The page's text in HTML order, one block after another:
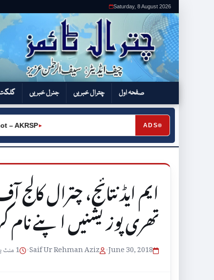
Saturday, 8 August 2026
صفحہ اول چترال خبریں جنرل خبریں گلگت
ADS
►
AKRSP
ایم ایڈ نتائج، چترال
تھری پوزیشنیں اپنے نام
June 30, 2018
•
Saif Ur Rehman Aziz
• 1 منٹ پڑھنے کا وقت